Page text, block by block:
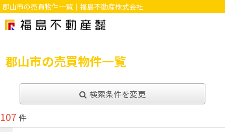
郡山市の売買物件一覧｜福島不動産株式会社
郡山市の売買物件一覧
検索条件を変更
107 件